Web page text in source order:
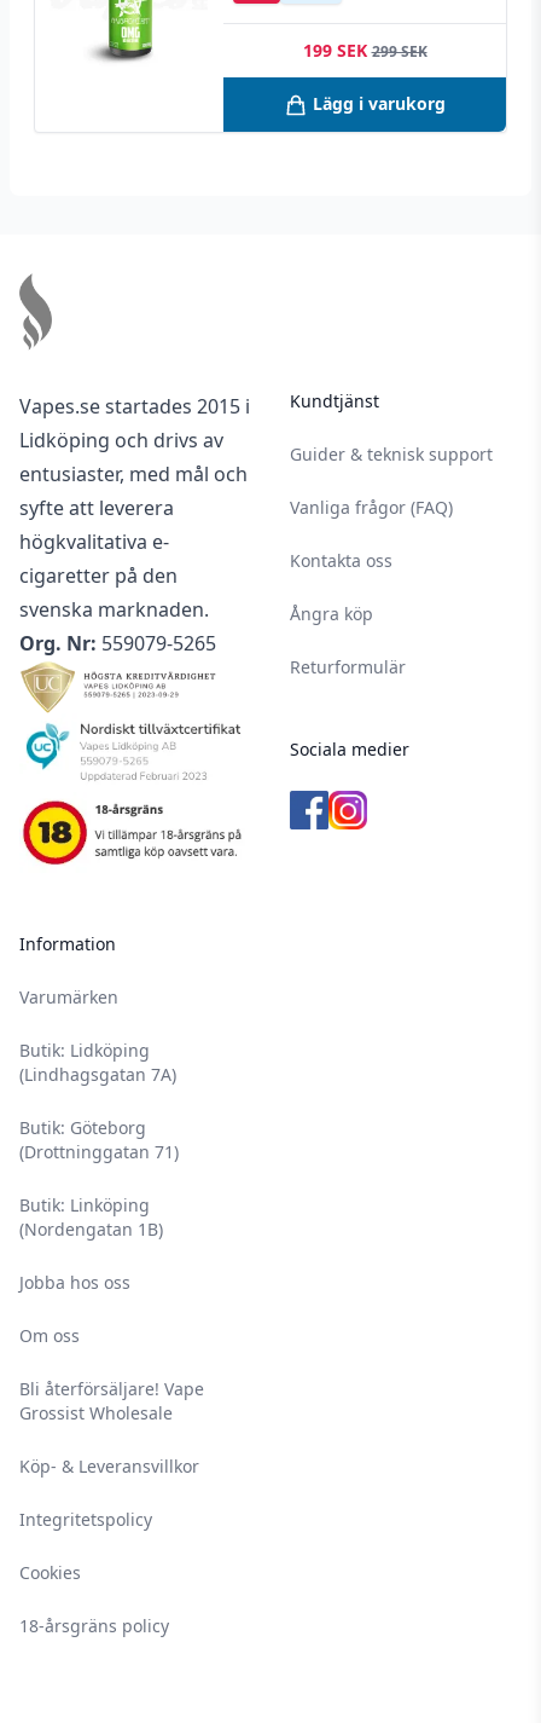
199 SEK 299 SEK
Lägg i varukorg
Vapes.se startades 2015 i
Lidköping och drivs av
entusiaster, med mål och
syfte att leverera
högkvalitativa e-
cigaretter på den
svenska marknaden.
Org. Nr: 559079-5265
Information
Varumärken
Butik: Lidköping
(Lindhagsgatan 7A)
Butik: Göteborg
(Drottninggatan 71)
Butik: Linköping
(Nordengatan 1B)
Jobba hos oss
Om oss
Bli återförsäljare! Vape
Grossist Wholesale
Köp- & Leveransvillkor
Integritetspolicy
Cookies
18-årsgräns policy
Kundtjänst
Guider & teknisk support
Vanliga frågor (FAQ)
Kontakta oss
Ångra köp
Returformulär
Sociala medier